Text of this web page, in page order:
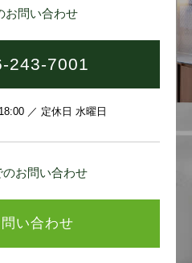
お問い合わせ
243-7001
／ 定休日 水曜日
のお問い合わせ
い合わせ